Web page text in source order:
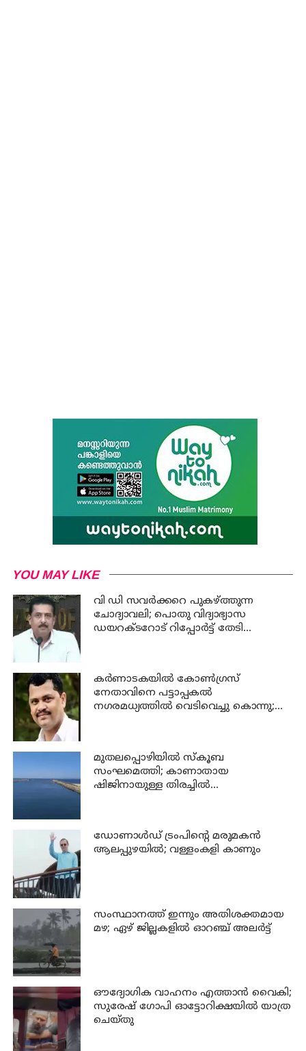
YOU MAY LIKE
വി ഡി സവര്‍ക്കറെ പുകഴ്ത്തുന്ന
ചോദ്യാവലി; പൊതു വിദ്യാഭ്യാസ
ഡയറക്ടറോട് റിപ്പോര്‍ട്ട് തേടി
കര്‍ണാടകയില്‍ കോണ്‍ഗ്രസ്
നേതാവിനെ പട്ടാപ്പകല്‍
നഗരമധ്യത്തില്‍ വെടിവെച്ചു കൊന്നു;
മുതലപ്പൊഴിയില്‍ സ്‌കൂബ
സംഘമെത്തി; കാണാതായ
ഷിജിനായുള്ള തിരച്ചില്‍
ഡോണാള്‍ഡ് ട്രംപിന്റെ മരുമകന്‍
ആലപ്പുഴയിൽ; വള്ളംകളി കാണും
സംസ്ഥാനത്ത് ഇന്നും അതിശക്തമായ
മഴ; ഏഴ് ജില്ലകളില്‍ ഓറഞ്ച് അലര്‍ട്ട്
ഔദ്യോഗിക വാഹനം എത്താന്‍ വൈകി;
സുരേഷ് ഗോപി ഓട്ടോറിക്ഷയില്‍ യാത്ര
ചെയ്തു